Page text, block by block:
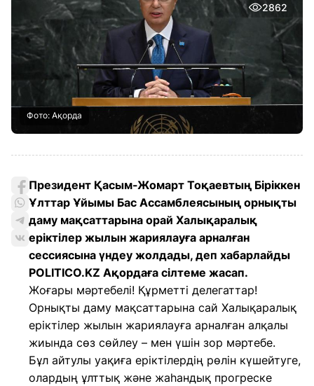
2862
Фото: Ақорда
Президент Қасым-Жомарт Тоқаевтың Біріккен
Ұлттар Ұйымы Бас Ассамблеясының орнықты
даму мақсаттарына орай Халықаралық
еріктілер жылын жариялауға арналған
сессиясына үндеу жолдады, деп хабарлайды
POLITICO.KZ Ақордаға сілтеме жасап.
Жоғары мәртебелі! Құрметті делегаттар!
Орнықты даму мақсаттарына сай Халықаралық
еріктілер жылын жариялауға арналған алқалы
жиында сөз сөйлеу – мен үшін зор мәртебе.
Бұл айтулы уақиға еріктілердің рөлін күшейтуге,
олардың ұлттық және жаһандық прогреске